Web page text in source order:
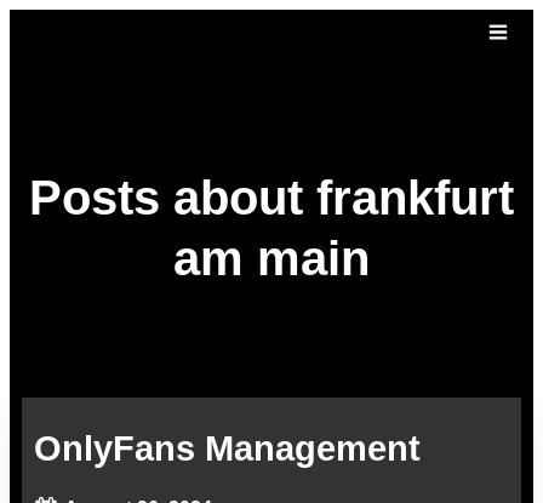
Posts about frankfurt
am main
OnlyFans Management